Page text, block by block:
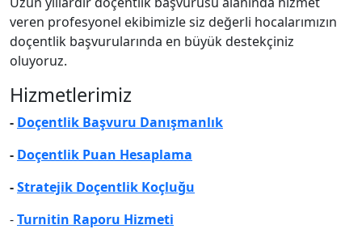
veren profesyonel ekibimizle siz değerli hocalarımızın
doçentlik başvurularında en büyük destekçiniz
oluyoruz.
Hizmetlerimiz
- Doçentlik Başvuru Danışmanlık
- Doçentlik Puan Hesaplama
-Stratejik Doçentlik Koçluğu
-Turnitin Raporu Hizmeti